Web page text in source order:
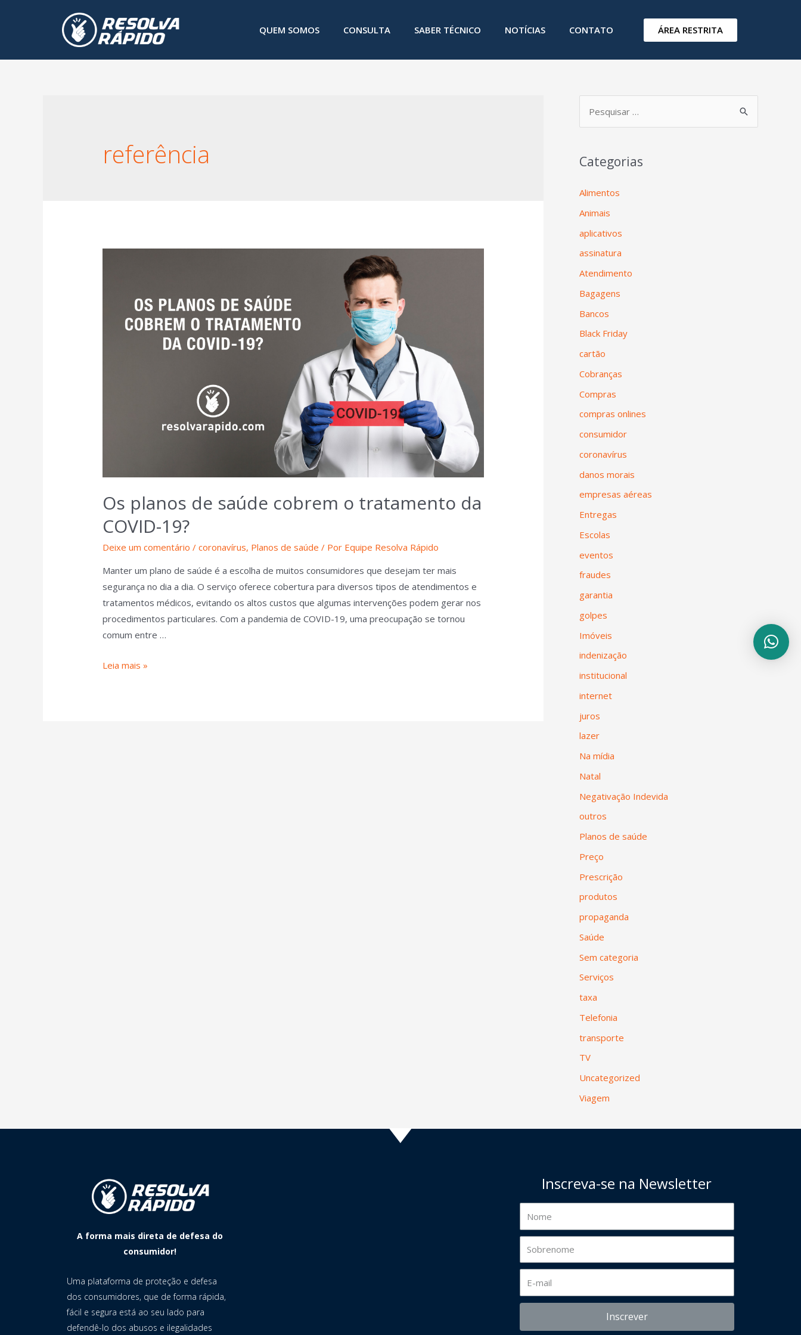
QUEM SOMOS CONSULTA SABER TÉCNICO NOTÍCIAS CONTATO ÁREA RESTRITA
referência
Os planos de saúde cobrem o tratamento da
COVID-19?
Deixe um comentário /coronavírus, Planos de saúde / Por Equipe Resolva Rápido
Manter um plano de saúde é a escolha de muitos consumidores que desejam ter mais
segurança no dia a dia. O serviço oferece cobertura para diversos tipos de atendimentos e
tratamentos médicos, evitando os altos custos que algumas intervenções podem gerar nos
procedimentos particulares. Com a pandemia de COVID-19, uma preocupação se tornou
comum entre …
Leia mais »
Categorias
Alimentos
Animais
aplicativos
assinatura
Atendimento
Bagagens
Bancos
Black Friday
cartão
Cobranças
Compras
compras onlines
consumidor
coronavírus
danos morais
empresas aéreas
Entregas
Escolas
eventos
fraudes
garantia
golpes
Imóveis
indenização
institucional
internet
juros
lazer
Na mídia
Natal
Negativação Indevida
outros
Planos de saúde
Preço
Prescrição
produtos
propaganda
Saúde
Sem categoria
Serviços
taxa
Telefonia
transporte
TV
Uncategorized
Viagem
A forma mais direta de defesa do
consumidor!
Uma plataforma de proteção e defesa
dos consumidores, que de forma rápida,
fácil e segura está ao seu lado para
defendê-lo dos abusos e ilegalidades
Inscreva-se na Newsletter
Inscrever